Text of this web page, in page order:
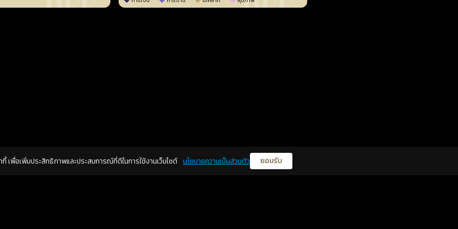
กี้ เพื่อเพิ่มประสิทธิภาพและประสบการณ์ที่ดีในการใช้งานเว็บไซต์ นโยบายความเป็นส่วนตัว ยอมรับ